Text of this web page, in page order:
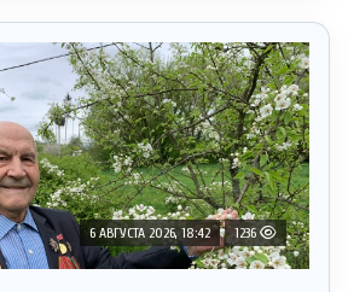
6 АВГУСТА 2026, 18:42 1236